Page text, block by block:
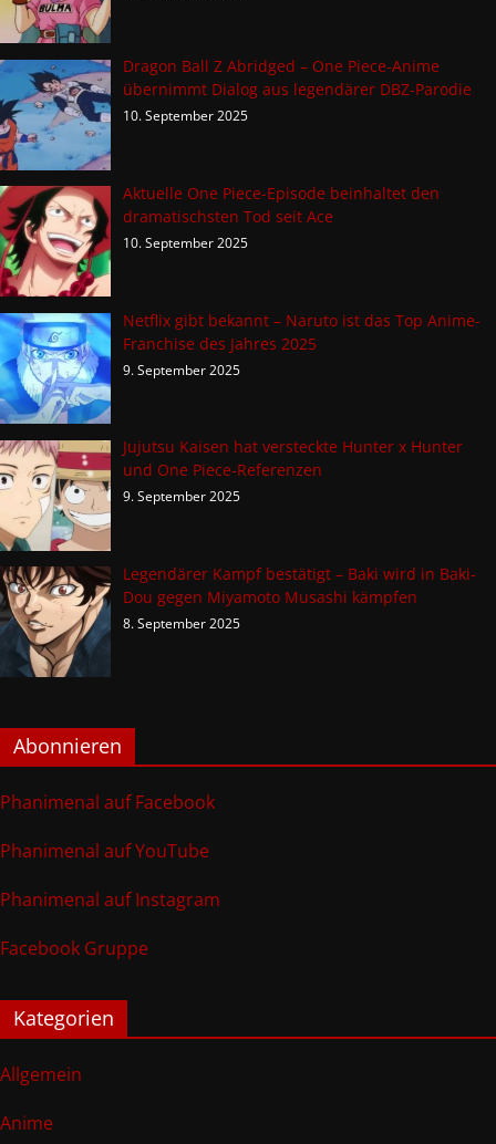
Dragon Ball Z Abridged – One Piece-Anime
übernimmt Dialog aus legendärer DBZ-Parodie
10. September 2025
Aktuelle One Piece-Episode beinhaltet den
dramatischsten Tod seit Ace
10. September 2025
Netflix gibt bekannt – Naruto ist das Top Anime-
Franchise des Jahres 2025
9. September 2025
Jujutsu Kaisen hat versteckte Hunter x Hunter
und One Piece-Referenzen
9. September 2025
Legendärer Kampf bestätigt – Baki wird in Baki-
Dou gegen Miyamoto Musashi kämpfen
8. September 2025
Abonnieren
Phanimenal auf Facebook
Phanimenal auf YouTube
Phanimenal auf Instagram
Facebook Gruppe
Kategorien
Allgemein
Anime